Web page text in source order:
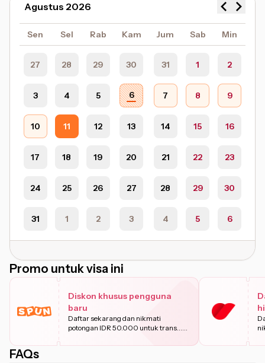
Agustus 2026
Sen Sel Rab Kam Jum Sab Min
27 28 29 30 31 1 2
3 4 5 6 7 8 9
10 11 12 13 14 15 16
17 18 19 20 21 22 23
24 25 26 27 28 29 30
31 1 2 3 4 5 6
Promo untuk visa ini
Diskon khusus pengguna
baru
Daftar sekarang dan nikmati
potongan IDR 50.000 untuk trans...
FAQs